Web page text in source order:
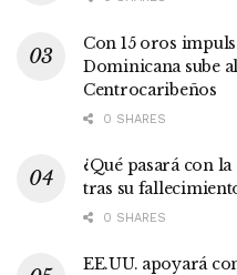
Con 15 oros
Dominicana sube
Centrocaribeños
0 SHARES
¿Qué pasará con
tras su
0 SHARES
EE.UU. apoyará